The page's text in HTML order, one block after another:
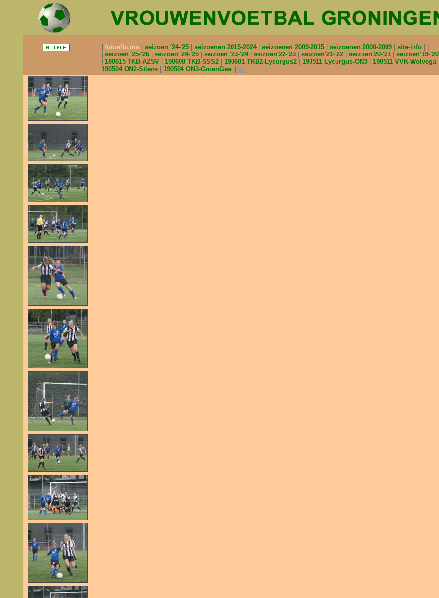
fotoalbums seizoen '24-'25 seizoenen 2015-2024 seizoenen 2009-2015 seizoenen 2000-2009
site-info
seizoen '25-'26
seizoen '24-'25 seizoen '23-'24 seizoen'22-'23 seizoen'21-'22 seizoen'20-'21 seizoen'19-'20
180615 TKB-AZSV
190608 TKB-SSS2 190601 TKB2-Lycurgus2 190511 Lycurgus-ON3 190511 VVK-Wolvega
190504 ON2-Stiens
190504 ON3-GroenGeel